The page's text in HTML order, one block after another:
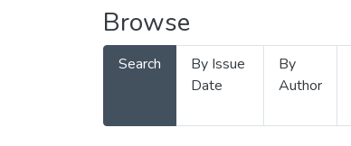
Browse
Search
By Issue
Date
By
Author